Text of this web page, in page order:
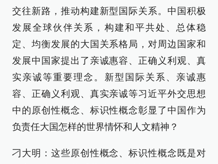
交往新路，推动构建新型国际关系。中国积极
发展全球伙伴关系，构建和平共处、总体稳
定、均衡发展的大国关系格局，对周边国家和
发展中国家提出了亲诚惠容、正确义利观、真
实亲诚等重要理念。新型国际关系、亲诚惠
容、正确义利观、真实亲诚等习近平外交思想
中的原创性概念、标识性概念彰显了中国作为
负责任大国怎样的世界情怀和人文精神？
刁大明：这些原创性概念、标识性概念既是对